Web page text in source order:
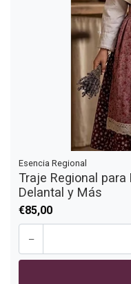
Esencia Regional
Traje Regional
Delantal y Más
€85,00
-